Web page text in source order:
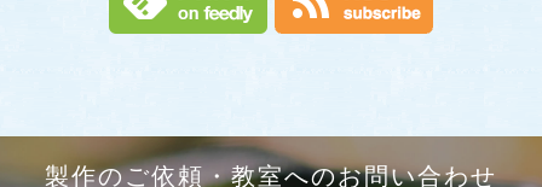
製作のご依頼・教室へのお問い合わせ